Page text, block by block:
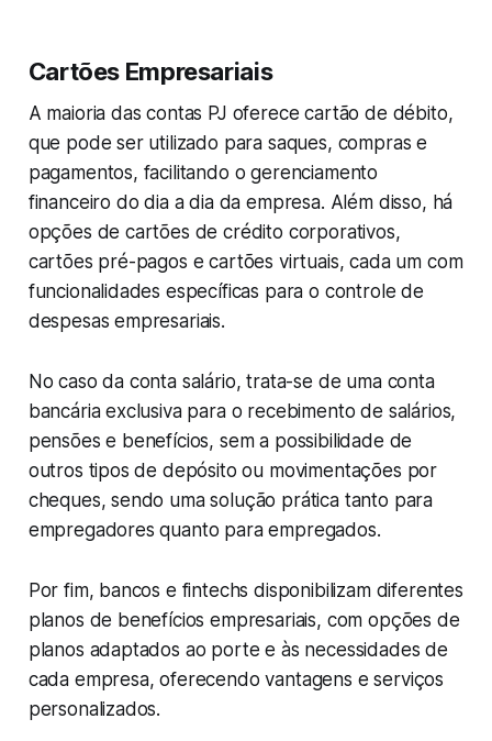
Cartões Empresariais
A maioria das contas PJ oferece cartão de débito,
que pode ser utilizado para saques, compras e
pagamentos, facilitando o gerenciamento
financeiro do dia a dia da empresa. Além disso, há
opções de cartões de crédito corporativos,
cartões pré-pagos e cartões virtuais, cada um com
funcionalidades específicas para o controle de
despesas empresariais.
No caso da conta salário, trata-se de uma conta
bancária exclusiva para o recebimento de salários,
pensões e benefícios, sem a possibilidade de
outros tipos de depósito ou movimentações por
cheques, sendo uma solução prática tanto para
empregadores quanto para empregados.
Por fim, bancos e fintechs disponibilizam diferentes
planos de benefícios empresariais, com opções de
planos adaptados ao porte e às necessidades de
cada empresa, oferecendo vantagens e serviços
personalizados.